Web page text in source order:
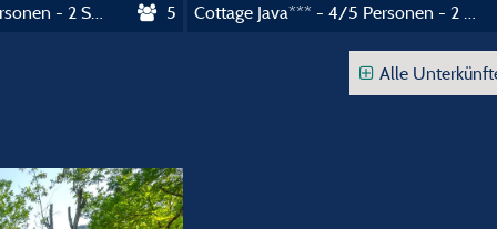
Lodge Confort*** - 5 Personen - 2 Schlafzimmer 5 Cottage Java*** - 4/5 Personen - 2 Schlafzimmer - Klimaanlage
Alle